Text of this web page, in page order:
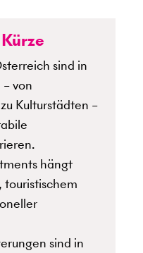
sind in
von
Kulturstädten –
hängt
sind in